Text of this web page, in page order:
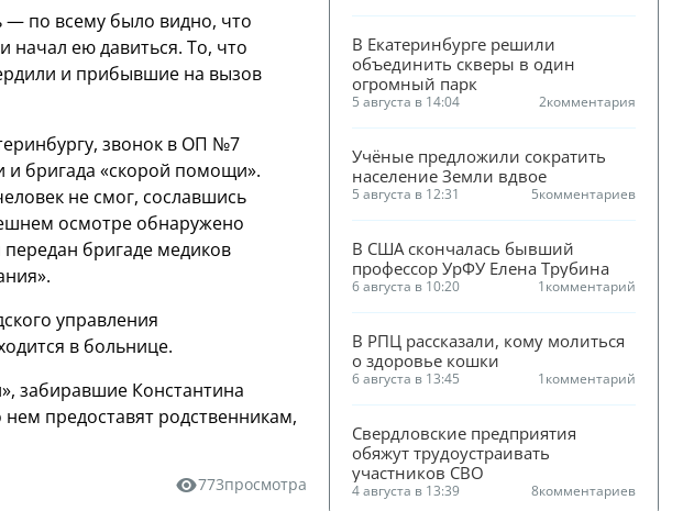
— по всему было видно, что
начал ею давиться. То, что
и прибывшие на вызов
звонок в ОП №7
и бригада «скорой помощи».
не смог, сославшись
осмотре обнаружено
бригаде медиков
управления
в больнице.
забиравшие Константина
предоставят родственникам,
773просмотра
В Екатеринбурге решили
объединить скверы в один
огромный парк
5 августа в 14:04 2комментария
Учёные предложили сократить
население Земли вдвое
5 августа в 12:31 5комментариев
В США скончалась бывший
профессор УрФУ Елена Трубина
6 августа в 10:20 1комментарий
В РПЦ рассказали, кому молиться
о здоровье кошки
6 августа в 13:45 1комментарий
Свердловские предприятия
обяжут трудоустраивать
участников СВО
4 августа в 13:39 8комментариев